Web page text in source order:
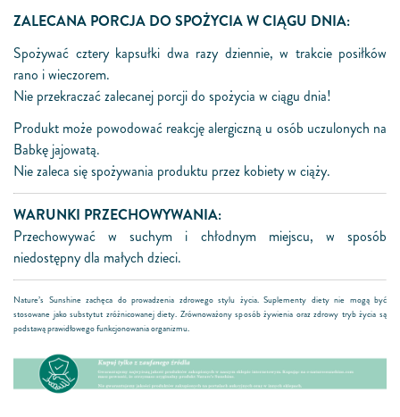
ZALECANA PORCJA DO SPOŻYCIA W CIĄGU DNIA:
Spożywać cztery kapsułki dwa razy dziennie, w trakcie posiłków
rano i wieczorem.
Nie przekraczać zalecanej porcji do spożycia w ciągu dnia!
Produkt może powodować reakcję alergiczną u osób uczulonych na
Babkę jajowatą.
Nie zaleca się spożywania produktu przez kobiety w ciąży.
WARUNKI PRZECHOWYWANIA:
Przechowywać w suchym i chłodnym miejscu, w sposób
niedostępny dla małych dzieci.
Nature’s Sunshine zachęca do prowadzenia zdrowego stylu życia. Suplementy diety nie mogą być
stosowane jako substytut zróżnicowanej diety. Zrównoważony sposób żywienia oraz zdrowy tryb życia są
podstawą prawidłowego funkcjonowania organizmu.